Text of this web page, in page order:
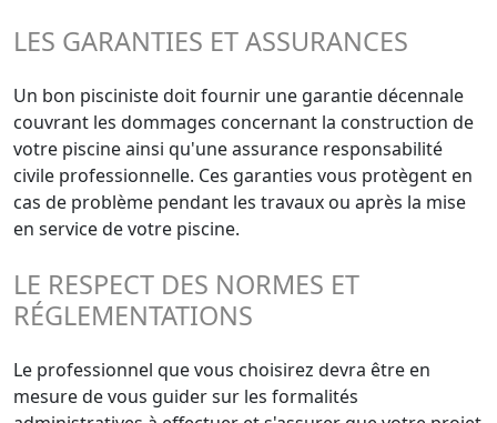
LES GARANTIES ET ASSURANCES
Un bon pisciniste doit fournir une garantie décennale
couvrant les dommages concernant la construction de
votre piscine ainsi qu'une assurance responsabilité
civile professionnelle. Ces garanties vous protègent en
cas de problème pendant les travaux ou après la mise
en service de votre piscine.
LE RESPECT DES NORMES ET
RÉGLEMENTATIONS
Le professionnel que vous choisirez devra être en
mesure de vous guider sur les formalités